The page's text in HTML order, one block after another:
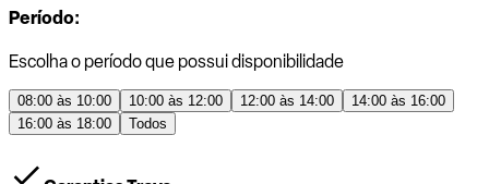
Período:
Escolha o período que possui disponibilidade
08:00 às 10:00 10:00 às 12:00 12:00 às 14:00
14:00 às 16:00
16:00 às 18:00
Todos